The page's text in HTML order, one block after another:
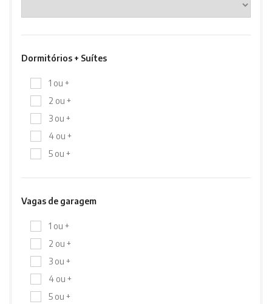
Dormitórios + Suítes
1 ou +
2 ou +
3 ou +
4 ou +
5 ou +
Vagas de garagem
1 ou +
2 ou +
3 ou +
4 ou +
5 ou +